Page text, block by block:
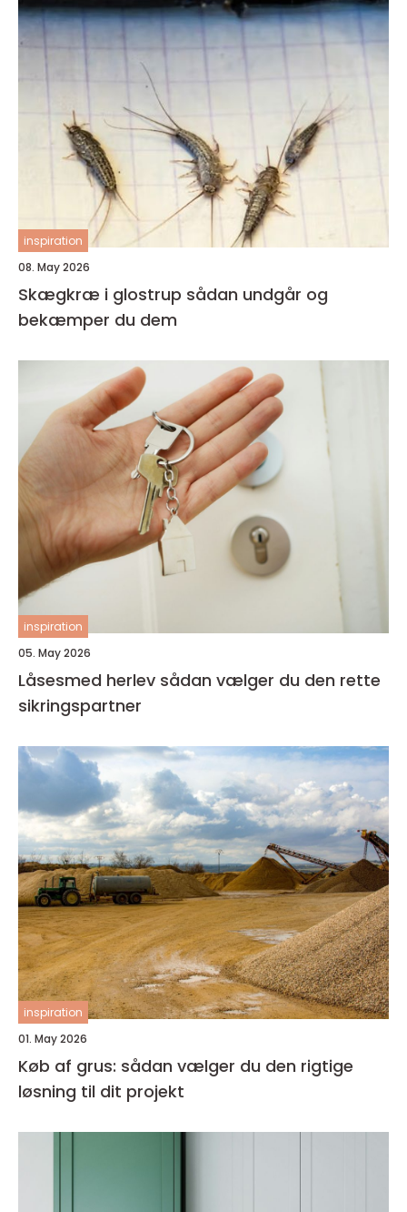
inspiration
08. May 2026
Skægkræ i glostrup sådan undgår og
bekæmper du dem
inspiration
05. May 2026
Låsesmed herlev sådan vælger du den rette
sikringspartner
inspiration
01. May 2026
Køb af grus: sådan vælger du den rigtige
løsning til dit projekt